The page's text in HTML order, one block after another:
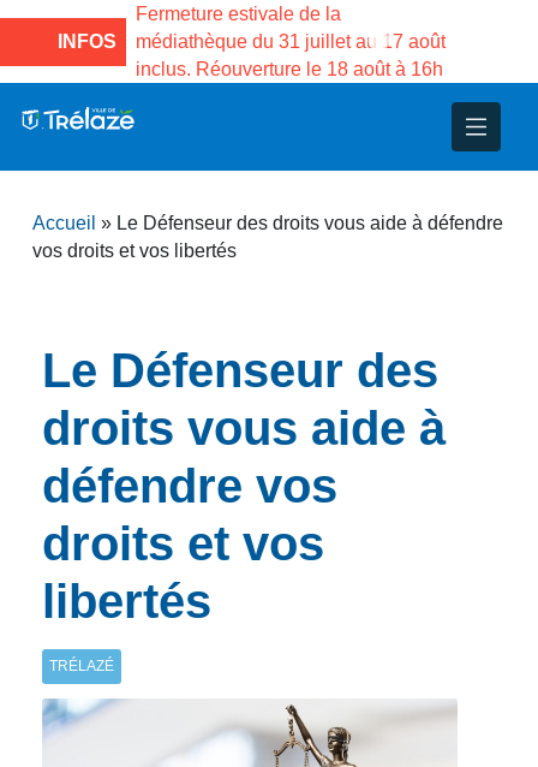
INFOS
des
Gama du
Fermeture estivale de la
médiathèque du 31 juillet au 17 août
inclus. Réouverture le 18 août à 16h
Services
3 au 21 août
et d’animations
Projets
– Jumelage
Accueil » Le Défenseur des droits vous aide à défendre
vos droits et vos libertés
Le Défenseur des
droits vous aide à
défendre vos
droits et vos
libertés
TRÉLAZÉ